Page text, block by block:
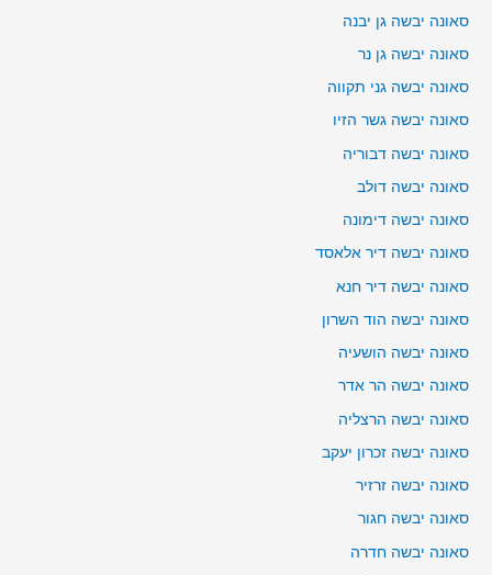
סאונה יבשה גן יבנה
סאונה יבשה גן נר
סאונה יבשה גני תקווה
סאונה יבשה גשר הזיו
סאונה יבשה דבוריה
סאונה יבשה דולב
סאונה יבשה דימונה
סאונה יבשה דיר אלאסד
סאונה יבשה דיר חנא
סאונה יבשה הוד השרון
סאונה יבשה הושעיה
סאונה יבשה הר אדר
סאונה יבשה הרצליה
סאונה יבשה זכרון יעקב
סאונה יבשה זרזיר
סאונה יבשה חגור
סאונה יבשה חדרה